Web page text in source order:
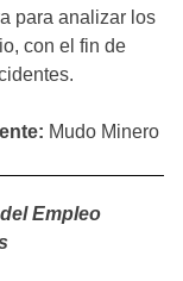
para analizar los
con el fin de
Mudo Minero
Empleo